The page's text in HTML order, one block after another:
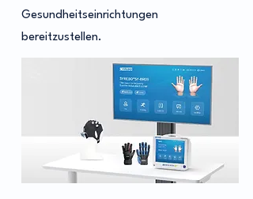
Gesundheitseinrichtungen
bereitzustellen.